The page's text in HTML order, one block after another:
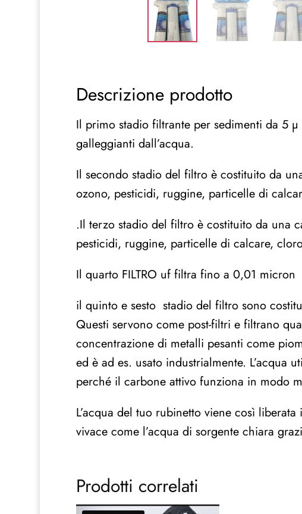
Descrizione prodotto
Il primo stadio filtrante per sedimenti da 5
galleggianti dall’acqua.
Il secondo stadio del filtro è costituito da
ozono, pesticidi, ruggine, particelle di
.Il terzo stadio del filtro è costituito da una
pesticidi, ruggine, particelle di calcare,
Il quarto FILTRO uf filtra fino a 0,01 micron
il quinto e sesto stadio del filtro sono
Questi servono come post-filtri e filtrano
concentrazione di metalli pesanti come
ed è ad es. usato industrialmente.
perché il carbone attivo funziona in modo
L’acqua del tuo rubinetto viene così
vivace come l’acqua di sorgente chiara
Prodotti correlati